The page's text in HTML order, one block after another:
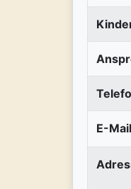
E-